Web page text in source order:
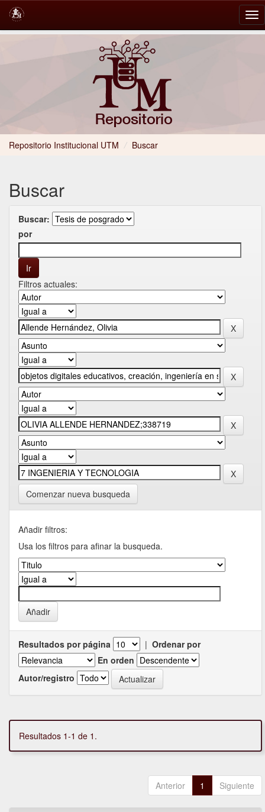
Repositorio Institucional UTM / Buscar
Buscar
Buscar:
por
Filtros actuales:
Comenzar nueva busqueda
Añadir filtros:
Usa los filtros para afinar la busqueda.
Resultados por página | Ordenar por
En orden
Autor/registro
Resultados 1-1 de 1.
Anterior 1 Siguiente